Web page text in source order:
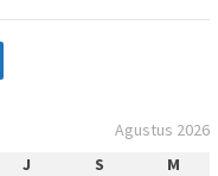
Agustus 2026
J S
M